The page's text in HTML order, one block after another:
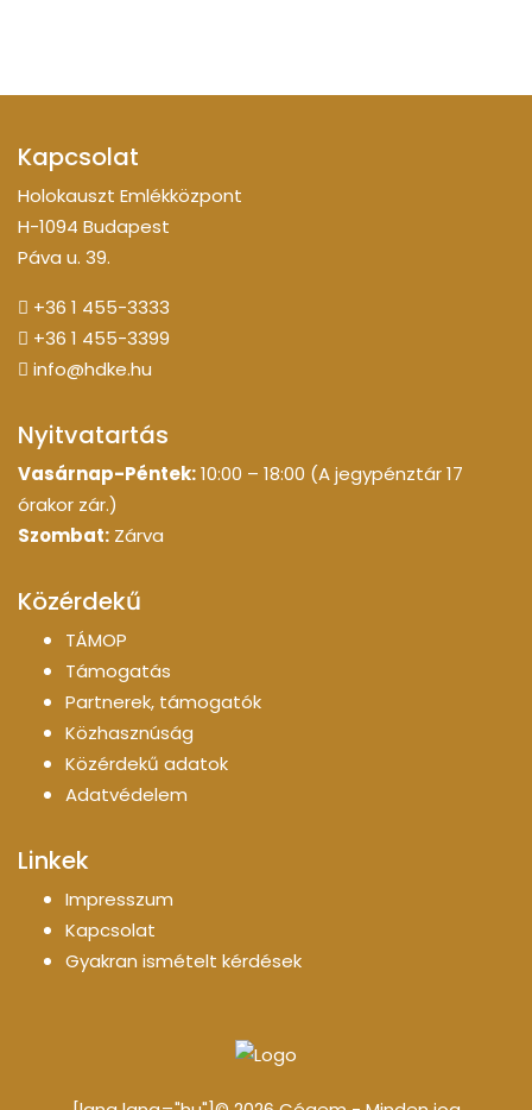
Kapcsolat
Holokauszt Emlékközpont
H-1094 Budapest
Páva u. 39.
+36 1 455-3333
+36 1 455-3399
info@hdke.hu
Nyitvatartás
Vasárnap-Péntek:10:00 – 18:00 (A jegypénztár 17
órakor zár.)
Szombat: Zárva
Közérdekű
TÁMOP
Támogatás
Partnerek, támogatók
Közhasznúság
Közérdekű adatok
Adatvédelem
Linkek
Impresszum
Kapcsolat
Gyakran ismételt kérdések